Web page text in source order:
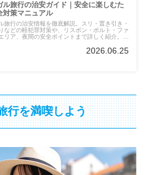
ル旅行の治安ガイド｜安全に楽しむた
対策マニュアル
旅行の治安情報を徹底解説。スリ・置き引き・
などの軽犯罪対策や、リスボン・ポルト・ファ
リア、夜間の安全ポイントまで詳しく紹介。安
2026.06.25
行を満喫しよう